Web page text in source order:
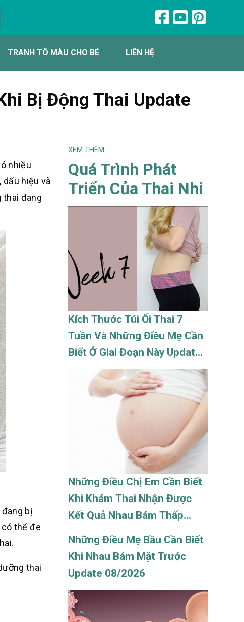
TRANH TÔ MÀU CHO BÉ LIÊN HỆ
Bị Động Thai Update
nhiều
hiệu và
thai đang
bị
thể đe
thai
XEM THÊM
Quá Trình Phát
Triển Của Thai Nhi
Kích Thước Túi Ối Thai 7
Tuần Và Những Điều Mẹ Cần
Biết Ở Giai Đoạn Này Update
08/2026
Những Điều Chị Em Cần Biết
Khi Khám Thai Nhận Được
Kết Quả Nhau Bám Thấp
Những Điều Mẹ Bầu Cần Biết
Khi Nhau Bám Mặt Trước
Update 08/2026